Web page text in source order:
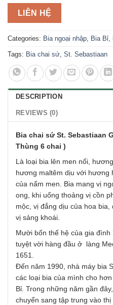
LIÊN HỆ
Categories: Bia ngoại nhập, Bia Bỉ,
Tags: Bia chai sứ, St. Sebastiaan
DESCRIPTION
REVIEWS (0)
Bia chai sứ St. Sebastiaan
Thùng 6 chai )
Là loại bia lên men nổi,
hương maltêm dịu với hương
của nấm men. Bia mang vị
ong, khi uống thoảng vị cồn
mộc, vị đắng dịu của hoa
vị sảng khoái.
Mười bốn thế hệ của gia đình
tuyệt vời hàng đầu ở làng
1651.
Đến năm 1990, nhà máy bia
các loại bia của mình cho
Bỉ. Trong những năm gần
chuyển sang tập trung vào